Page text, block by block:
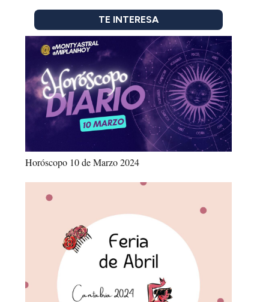
TE INTERESA
Horóscopo 10 de Marzo 2024